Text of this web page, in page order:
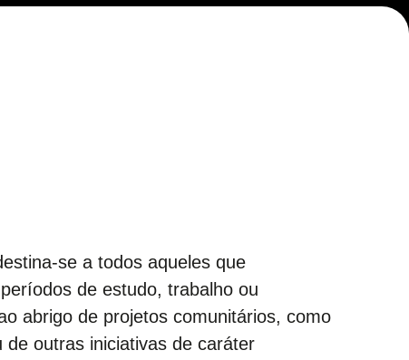
se a todos aqueles que
de estudo, trabalho ou
abrigo de projetos comunitários, como
outras iniciativas de caráter